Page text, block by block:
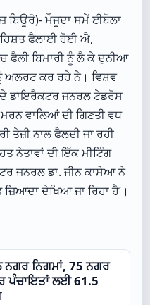
ਬਿਊਰੋ)- ਮੌਜੂਦਾ ਸਮੇਂ ਈਬੋਲਾ
ਫੈਲਾਈ ਹੋਈ ਐ,
ਫੈਲੀ ਬਿਮਾਰੀ ਨੂੰ ਲੈ ਕੇ ਦੁਨੀਆ
ਅਲਰਟ ਕਰ ਰਹੇ ਨੇ। ਵਿਸ਼ਵ
ਡਾਇਰੈਕਟਰ ਜਨਰਲ ਟੇਡਰੋਸ
ਵਾਲਿਆਂ ਦੀ ਗਿਣਤੀ ਵਧ
ਨਾਲ ਫੈਲਦੀ ਜਾ ਰਹੀ
ਨੇਤਾਵਾਂ ਦੀ ਇੱਕ ਮੀਟਿੰਗ
ਜਨਰਲ ਡਾ. ਜੀਨ ਕਾਸੇਆ ਨੇ
ਦੇਖਿਆ ਜਾ ਰਿਹਾ ਹੈ’।
ਨਗਰ ਨਿਗਮਾਂ, 75 ਨਗਰ
ਪੰਚਾਇਤਾਂ ਲਈ 61.5